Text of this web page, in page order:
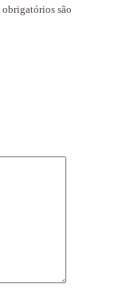
obrigatórios são